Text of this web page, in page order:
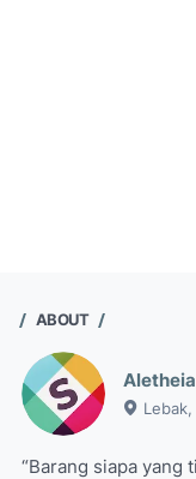
ABOUT
“Barang siapa yang